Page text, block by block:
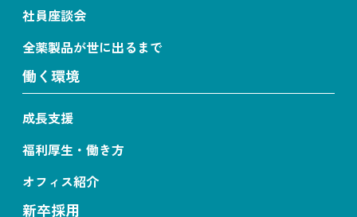
社員座談会
全薬製品が世に出るまで
働く環境
成長支援
福利厚生・働き方
オフィス紹介
新卒採用